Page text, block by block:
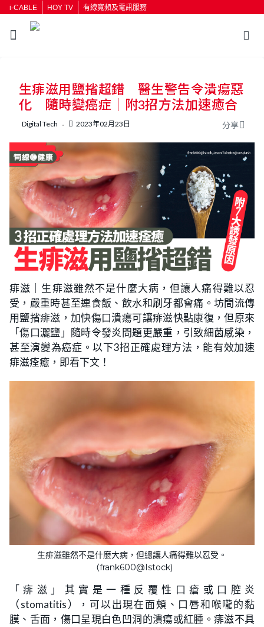
i-CABLE HOY TV 有線寬頻及電訊服務
按輸入鍵開始搜尋
生痱滋用鹽㨘超錯 醫生警告令潰瘍惡
化 隨時變癌症｜附3招方法加速癒合
Digital Tech 2023年02月23日 分享
痱滋｜生痱滋雖然不是什麼大病，但讓人痛得難以忍
受，嚴重時甚至連食飯、飲水和刷牙都會痛。坊間流傳
用鹽㨘痱滋，加快傷口潰瘍可讓痱滋快點康復，但原來
「傷口灑鹽」隨時令發炎問題更嚴重，引致細菌感染，
甚至演變為癌症。以下3招正確處理方法，能有效加速
痱滋痊癒，即看下文！
生痱滋雖然不是什麼大病，但總讓人痛得難以忍受。
（frank600@Istock)
「痱滋」其實是一種反覆性口瘡或口腔炎
（stomatitis），可以出現在面頰、口唇和喉嚨的黏
膜、舌面，傷口呈現白色凹洞的潰瘍或紅腫。痱滋不具